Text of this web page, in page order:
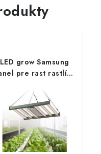
LED grow Samsung
pre rast rastlín -